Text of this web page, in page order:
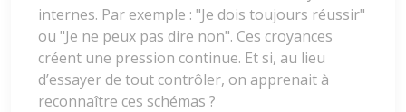
internes. Par exemple : "Je dois toujours réussir"
ou "Je ne peux pas dire non". Ces croyances
créent une pression continue. Et si, au lieu
d’essayer de tout contrôler, on apprenait à
reconnaître ces schémas ?